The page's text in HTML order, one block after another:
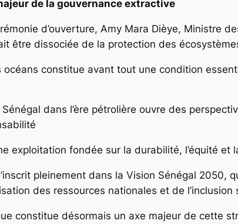
de la gouvernance extractive
d’ouverture, Amy Mara Dièye, Ministre
être dissociée de la protection des
constitue avant tout une condition
Sénégal dans l’ère pétrolière ouvre des
exploitation fondée sur la durabilité, l’équité et
pleinement dans la Vision Sénégal 2050,
des ressources nationales et de
constitue désormais un axe majeur de cette